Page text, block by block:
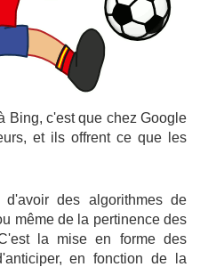
Bing, c'est que chez Google
et ils offrent ce que les
des algorithmes de
même de la pertinence des
la mise en forme des
en fonction de la